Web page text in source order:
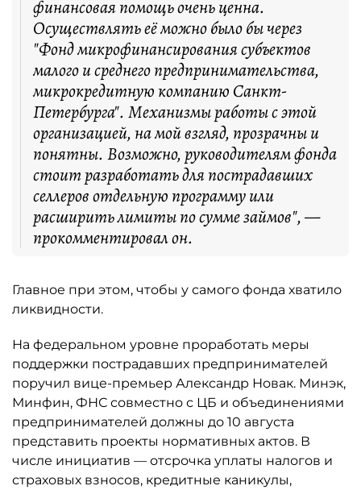
финансовая помощь очень ценна.
Осуществлять её можно было бы через
"Фонд микрофинансирования субъектов
малого и среднего предпринимательства,
микрокредитную компанию Санкт-
Петербурга". Механизмы работы с этой
организацией, на мой взгляд, прозрачны и
понятны. Возможно, руководителям фонда
стоит разработать для пострадавших
селлеров отдельную программу или
расширить лимиты по сумме займов", —
прокомментировал он.
Главное при этом, чтобы у самого фонда хватило
ликвидности.
На федеральном уровне проработать меры
поддержки пострадавших предпринимателей
поручил вице-премьер Александр Новак. Минэк,
Минфин, ФНС совместно с ЦБ и объединениями
предпринимателей должны до 10 августа
представить проекты нормативных актов. В
числе инициатив — отсрочка уплаты налогов и
страховых взносов, кредитные каникулы,